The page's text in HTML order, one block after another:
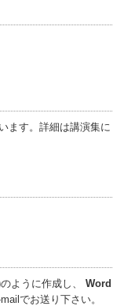
ます。詳細は講演集に
ように作成し、 Word
でお送り下さい。